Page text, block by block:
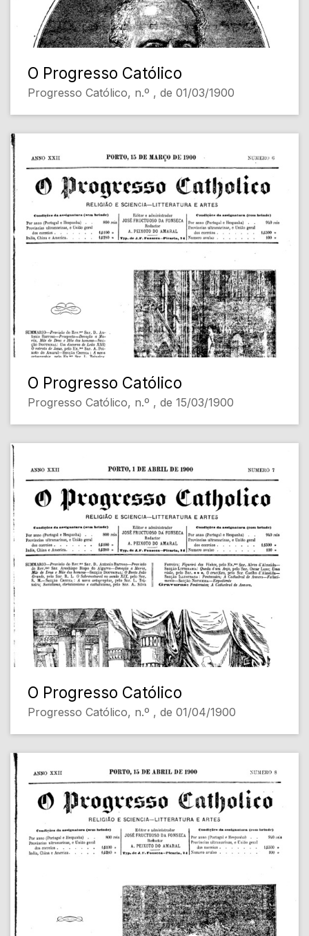
O Progresso Católico
Progresso Católico, n.º , de 01/03/1900
O Progresso Católico
Progresso Católico, n.º , de 15/03/1900
O Progresso Católico
Progresso Católico, n.º , de 01/04/1900